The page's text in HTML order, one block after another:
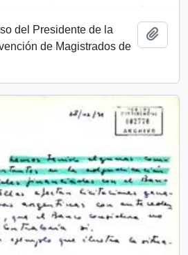
del Presidente de la
de Magistrados de